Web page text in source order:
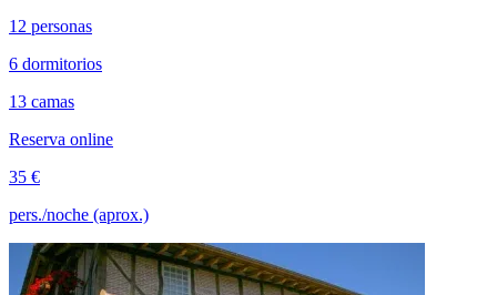
12 personas
6 dormitorios
13 camas
Reserva online
35 €
pers./noche (aprox.)